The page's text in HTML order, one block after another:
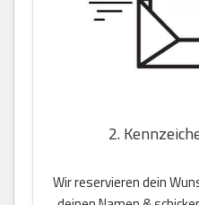
2.
Wir reservieren dein